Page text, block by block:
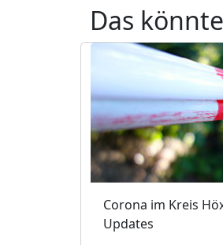
Das
Corona im Kreis
Updates